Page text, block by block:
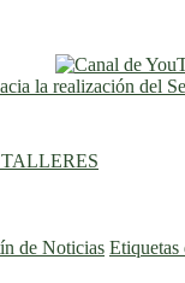
de Noticias